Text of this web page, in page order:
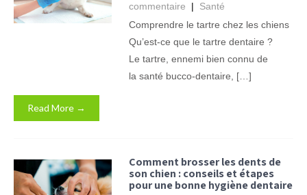
commentaire
| Santé
Comprendre le tartre chez les chiens
Qu’est-ce que le tartre dentaire ?
Le tartre, ennemi bien connu de
la santé bucco-dentaire, […]
Read More →
Comment brosser les dents de
son chien : conseils et étapes
pour une bonne hygiène dentaire